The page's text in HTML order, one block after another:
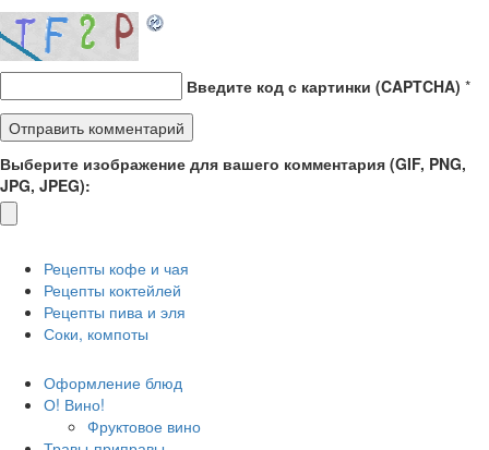
Введите код с картинки (CAPTCHA) *
Выберите изображение для вашего комментария (GIF, PNG,
JPG, JPEG):
Рецепты кофе и чая
Рецепты коктейлей
Рецепты пива и эля
Соки, компоты
Оформление блюд
О! Вино!
Фруктовое вино